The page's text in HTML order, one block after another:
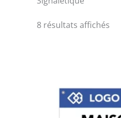
8 résultats affichés